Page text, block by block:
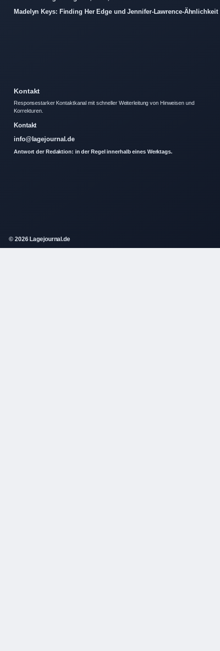
Madelyn Keys: Finding Her Edge und Jennifer-Lawrence-Ähnlichkeit
Kontakt
Responsestarker Kontaktkanal mit schneller Weiterleitung von Hinweisen und
Korrekturen.
Kontakt
info@lagejournal.de
Antwort der Redaktion: in der Regel innerhalb eines Werktags.
© 2026 Lagejournal.de